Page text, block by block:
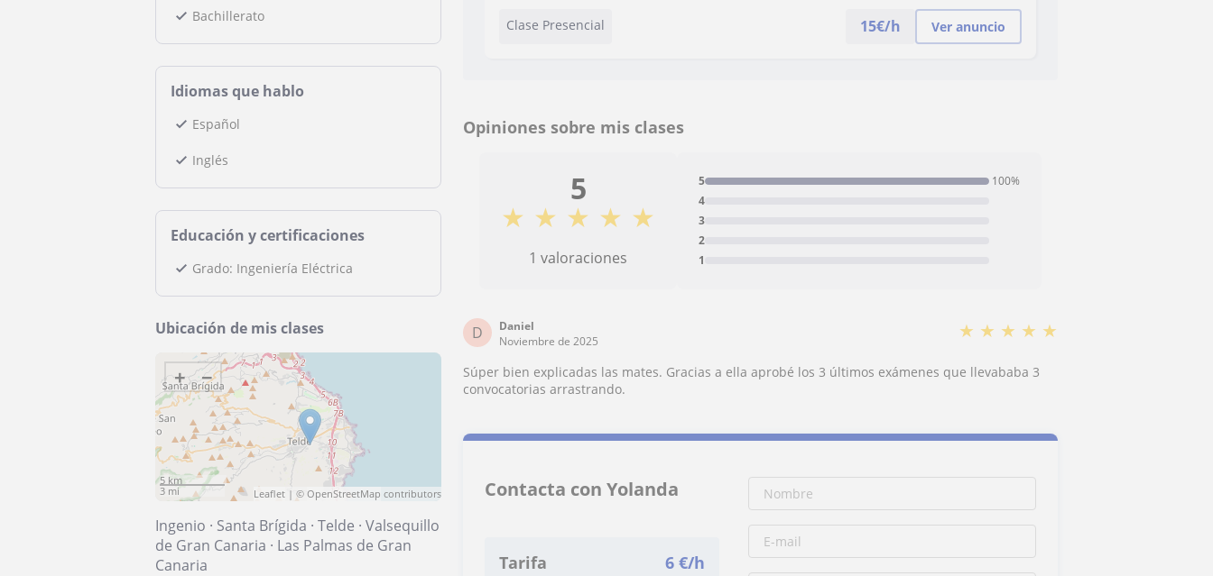
Bachillerato
Idiomas que hablo
Español
Inglés
Educación y certificaciones
Grado: Ingeniería Eléctrica
Ubicación de mis clases
+ −
5 km
3 mi
Leaflet | ©OpenStreetMap contributors
Ingenio · Santa Brígida · Telde · Valsequillo
de Gran Canaria · Las Palmas de Gran
Canaria
Clase Presencial 15€/h Ver anuncio
Opiniones sobre mis clases
5
★ ★ ★ ★ ★
1 valoraciones 1
2
3
4
5 100%
D
Daniel
Noviembre de 2025
★ ★ ★ ★ ★
Súper bien explicadas las mates. Gracias a ella aprobé los 3 últimos exámenes que llevababa 3
convocatorias arrastrando.
Contacta con Yolanda
Tarifa 6 €/h